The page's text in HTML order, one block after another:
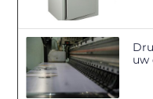
uw